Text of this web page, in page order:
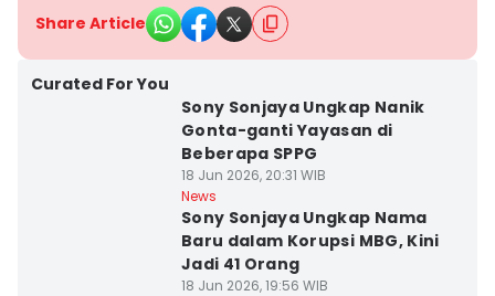
Share Article
Curated For You
Sony Sonjaya Ungkap Nanik
Gonta-ganti Yayasan di
Beberapa SPPG
18 Jun 2026, 20:31 WIB
News
Sony Sonjaya Ungkap Nama
Baru dalam Korupsi MBG, Kini
Jadi 41 Orang
18 Jun 2026, 19:56 WIB